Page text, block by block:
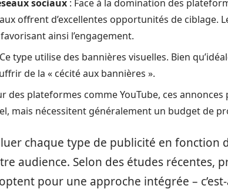
sociaux : Face à la domination des
offrent d’excellentes opportunités de ciblage.
ainsi l’engagement.
type utilise des bannières visuelles. Bien
de la « cécité aux bannières ».
des plateformes comme YouTube, ces
mais nécessitent généralement un budget de
chaque type de publicité en fonction
audience. Selon des études récentes,
pour une approche intégrée –